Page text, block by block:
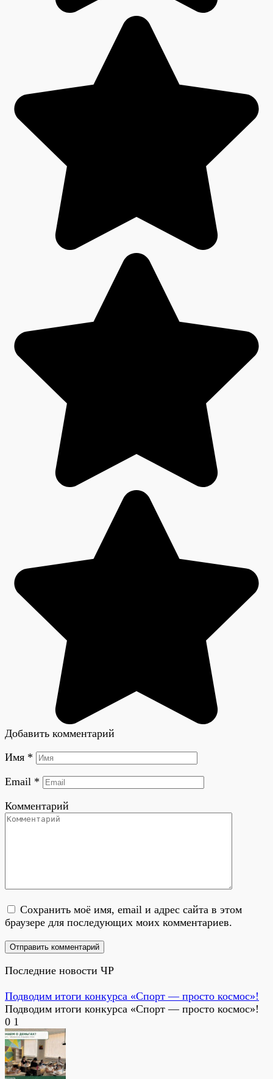
Добавить комментарий
Имя *
Email *
Комментарий
Сохранить моё имя, email и адрес сайта в этом
браузере для последующих моих комментариев.
Последние новости ЧР
Подводим итоги конкурса «Спорт — просто космос»!
Подводим итоги конкурса «Спорт — просто космос»!
0 1